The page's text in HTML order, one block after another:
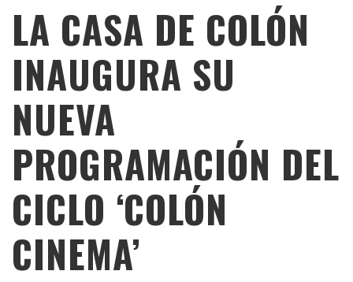
LA CASA DE COLÓN
INAUGURA SU
NUEVA
PROGRAMACIÓN DEL
CICLO ‘COLÓN
CINEMA’